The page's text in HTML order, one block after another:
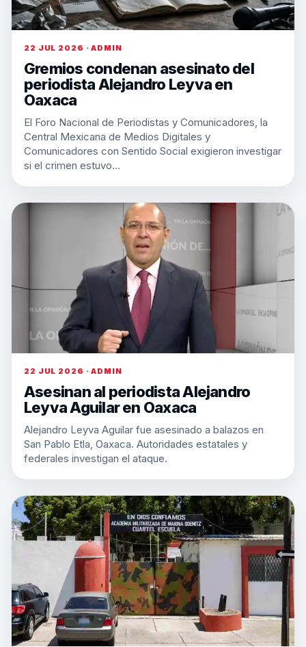
22 JUL 2026 · ADMIN
Gremios condenan asesinato del
periodista Alejandro Leyva en
Oaxaca
El Foro Nacional de Periodistas y Comunicadores, la
Central Mexicana de Medios Digitales y
Comunicadores con Sentido Social exigieron investigar
si el crimen estuvo…
22 JUL 2026 · ADMIN
Asesinan al periodista Alejandro
Leyva Aguilar en Oaxaca
Alejandro Leyva Aguilar fue asesinado a balazos en
San Pablo Etla, Oaxaca. Autoridades estatales y
federales investigan el ataque.